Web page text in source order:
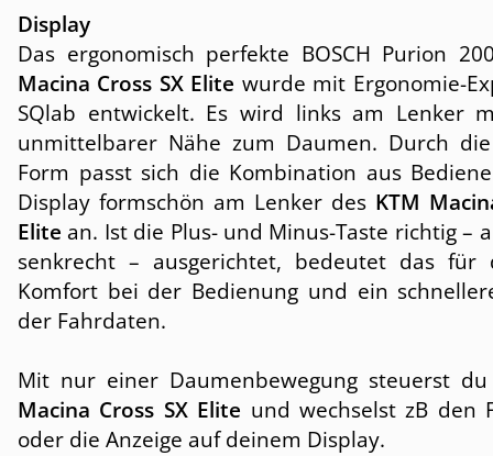
Display
Das ergonomisch perfekte BOSCH Purion
Macina Cross SX Elite wurde mit Ergonomie-
SQlab entwickelt. Es wird links am Lenker
unmittelbarer Nähe zum Daumen. Durch
Form passt sich die Kombination aus
Display formschön am Lenker des KTM
Elite an. Ist die Plus- und Minus-Taste richtig –
senkrecht – ausgerichtet, bedeutet das für
Komfort bei der Bedienung und ein
der Fahrdaten.
Mit nur einer Daumenbewegung steuerst
Macina Cross SX Elite und wechselst zB den
oder die Anzeige auf deinem Display.